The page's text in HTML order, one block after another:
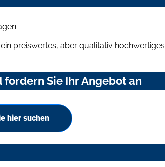
preiswertes, aber qualitativ hochwertiges
Sie Ihr Angebot an
hier suchen